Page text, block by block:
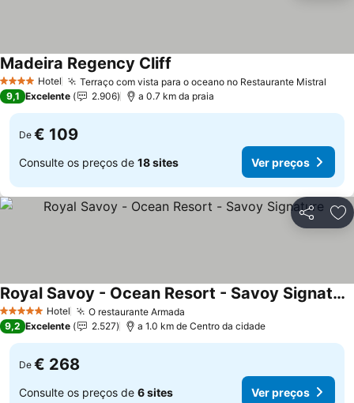
4 EstrelasHotel Terraço com vista para o oceano no Restaurante Mistral
Madeira Regency Cliff
9,1 Excelente 2.906 a 0.7 km da praia
De € 109
Consulte os preços de 18 sites Ver preços
Partilhar
5 Estrelas Hotel O restaurante Armada
Royal Savoy - Ocean Resort - Savoy Signature
Ver preços
9,2 Excelente 2.527 a 1.0 km de Centro da cidade
De € 268
Consulte os preços de 6 sites Ver preços